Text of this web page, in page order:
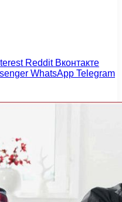
Reddit Вконтакте
WhatsApp Telegram